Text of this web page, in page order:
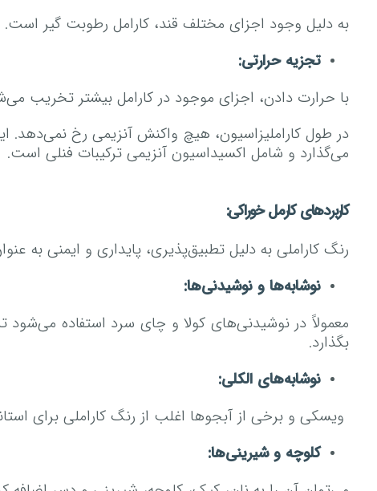
به دلیل وجود اجزای مختلف قند، کارامل رطوبت گیر
تجزیه حرارتی:
با حرارت دادن، اجزای موجود در کارامل بیشتر تخریب
در طول کاراملیزاسیون، هیچ واکنش آنزیمی رخ نمی‌دهد.
می‌گذارد و شامل اکسیداسیون آنزیمی ترکیبات فنلی است.
کاربرد‌های کارمل خوراکی:
رنگ کاراملی به دلیل تطبیق‌پذیری، پایداری و ایمنی به
نوشابه‌ها و نوشیدنی‌ها:
معمولاً در نوشیدنی‌های کولا و چای سرد استفاده
بگذارد.
نوشابه‌های الکلی:
ویسکی و برخی از آبجو‌ها اغلب از رنگ کاراملی برای
کلوچه و شیرینی‌ها: